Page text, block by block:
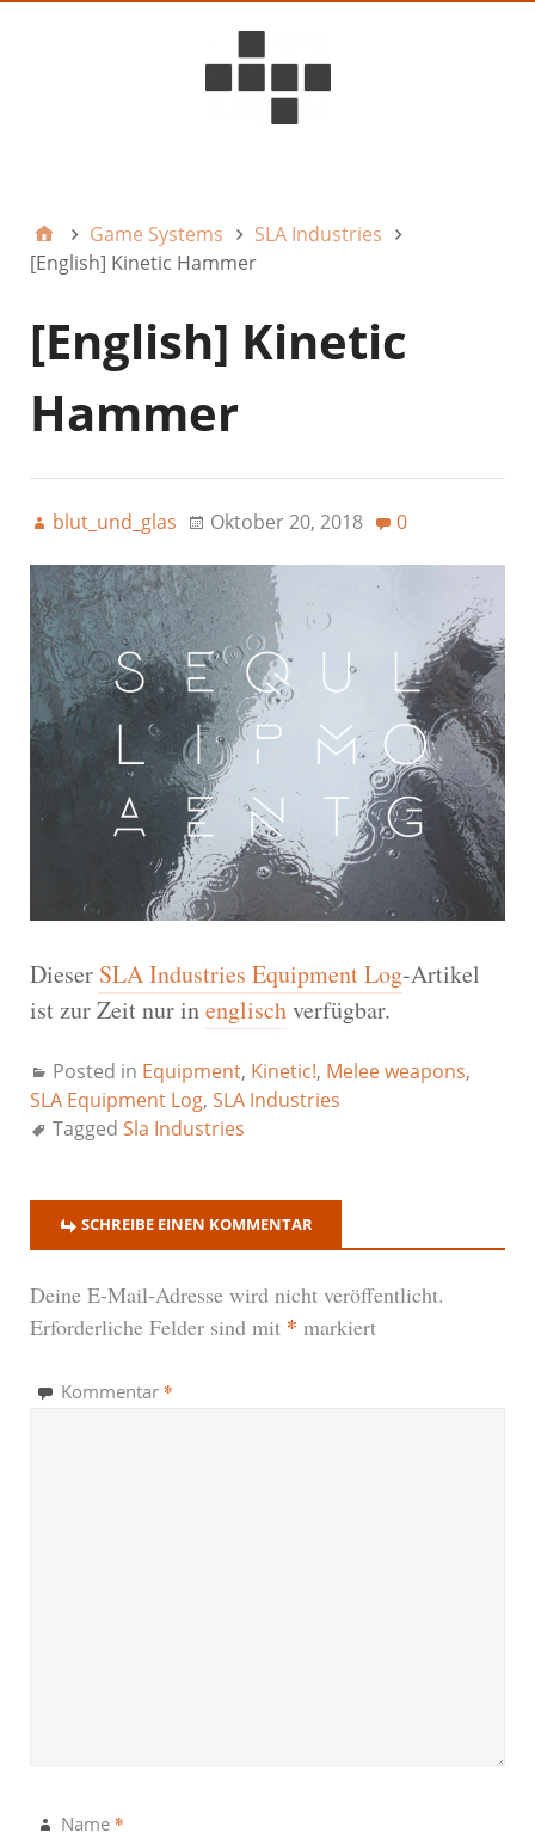
Game Systems
SLA Industries
[English] Kinetic Hammer
[English] Kinetic
Hammer
blut_und_glas Oktober 20, 2018 0
Dieser SLA Industries Equipment Log-Artikel
ist zur Zeit nur inenglischverfügbar.
Posted in Equipment, Kinetic!, Melee weapons,
SLA Equipment Log, SLA Industries
Tagged Sla Industries
SCHREIBE EINEN KOMMENTAR
Deine E-Mail-Adresse wird nicht veröffentlicht.
Erforderliche Felder sind mit * markiert
Kommentar *
Name *